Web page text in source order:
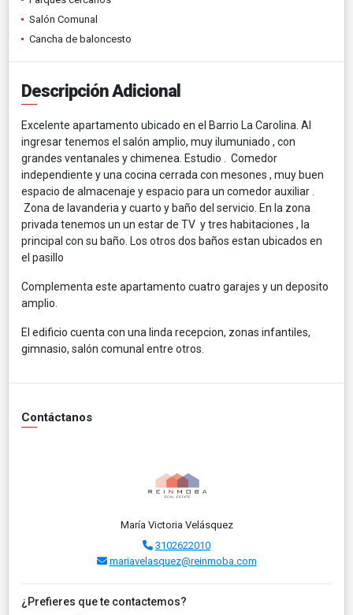
Salón Comunal
Cancha de baloncesto
Descripción Adicional
Excelente apartamento ubicado en el Barrio La Carolina. Al
ingresar tenemos el salón amplio, muy ilumuniado , con
grandes ventanales y chimenea. Estudio . Comedor
independiente y una cocina cerrada con mesones , muy buen
espacio de almacenaje y espacio para un comedor auxiliar .
Zona de lavanderia y cuarto y baño del servicio. En la zona
privada tenemos un un estar de TV y tres habitaciones , la
principal con su baño. Los otros dos baños estan ubicados en
el pasillo
Complementa este apartamento cuatro garajes y un deposito
amplio.
El edificio cuenta con una linda recepcion, zonas infantiles,
gimnasio, salón comunal entre otros.
Contáctanos
María Victoria Velásquez
3102622010
mariavelasquez@reinmoba.com
¿Prefieres que te contactemos?